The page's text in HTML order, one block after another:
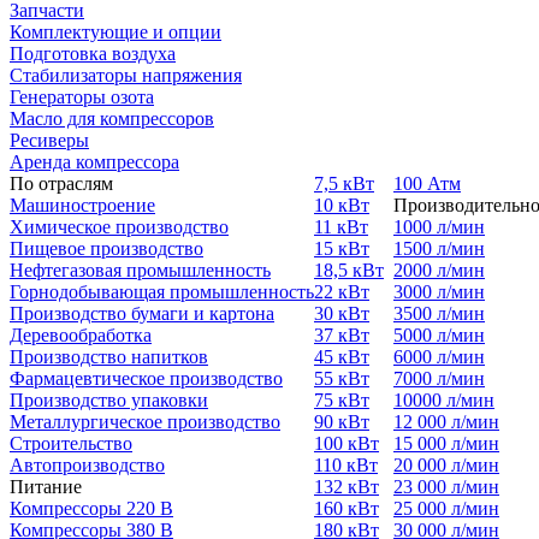
Запчасти
Комплектующие и опции
Подготовка воздуха
Стабилизаторы напряжения
Генераторы озота
Масло для компрессоров
Ресиверы
Аренда компрессора
По отраслям
Машиностроение
Химическое производство
Пищевое производство
Нефтегазовая промышленность
Горнодобывающая промышленность
Производство бумаги и картона
Деревообработка
Производство напитков
Фармацевтическое производство
Производство упаковки
Металлургическое производство
Строительство
Автопроизводство
Питание
Компрессоры 220 В
Компрессоры 380 В
7,5 кВт
10 кВт
11 кВт
15 кВт
18,5 кВт
22 кВт
30 кВт
37 кВт
45 кВт
55 кВт
75 кВт
90 кВт
100 кВт
110 кВт
132 кВт
160 кВт
180 кВт
100 Атм
1000 л/мин
1500 л/мин
2000 л/мин
3000 л/мин
3500 л/мин
5000 л/мин
6000 л/мин
7000 л/мин
10000 л/мин
12 000 л/мин
15 000 л/мин
20 000 л/мин
23 000 л/мин
25 000 л/мин
30 000 л/мин